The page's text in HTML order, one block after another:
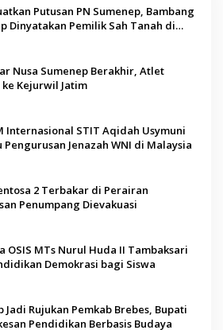
Putusan PN Sumenep, Bambang
Dinyatakan Pemilik Sah Tanah di
Nusa Sumenep Berakhir, Atlet
Kejurwil Jatim
Internasional STIT Aqidah Usymuni
Pengurusan Jenazah WNI di Malaysia
2 Terbakar di Perairan
Penumpang Dievakuasi
OSIS MTs Nurul Huda II Tambaksari
Demokrasi bagi Siswa
Jadi Rujukan Pemkab Brebes, Bupati
Pendidikan Berbasis Budaya